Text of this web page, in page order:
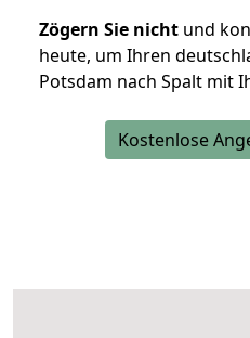
Zögern Sie nicht und
heute, um Ihren
Potsdam nach Spalt mit
Kostenlose